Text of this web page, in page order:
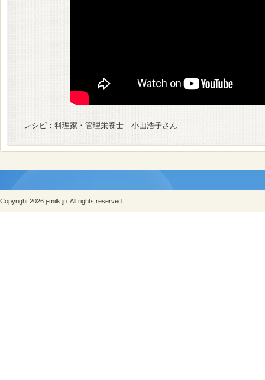
レシピ：料理家・管理栄養士 小山浩子さん
Copyright 2026 j-milk.jp. All rights reserved.